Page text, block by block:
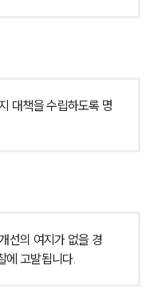
대책을 수립하도록 명
선의 여지가 없을 경
에 고발됩니다.